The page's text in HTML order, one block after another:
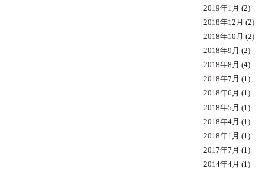
2019年1月 (2)
2018年12月 (2)
2018年10月 (2)
2018年9月 (2)
2018年8月 (4)
2018年7月 (1)
2018年6月 (1)
2018年5月 (1)
2018年4月 (1)
2018年1月 (1)
2017年7月 (1)
2014年4月 (1)